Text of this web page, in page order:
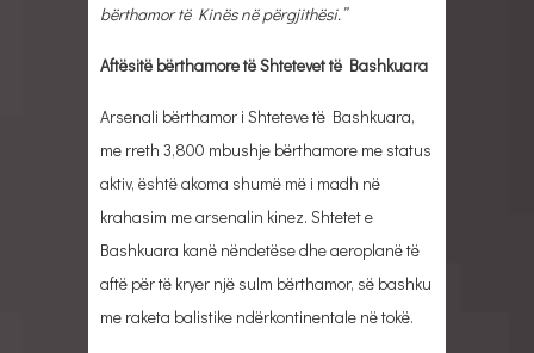
bërthamor të Kinës në përgjithësi.”
Aftësitë bërthamore të Shtetevet të Bashkuara
Arsenali bërthamor i Shteteve të Bashkuara,
me rreth 3,800 mbushje bërthamore me status
aktiv, është akoma shumë më i madh në
krahasim me arsenalin kinez. Shtetet e
Bashkuara kanë nëndetëse dhe aeroplanë të
aftë për të kryer një sulm bërthamor, së bashku
me raketa balistike ndërkontinentale në tokë.